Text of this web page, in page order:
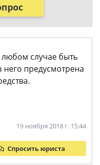
любом случае быть
него предусмотрена
19 ноября 2018 г. 15:44
Спросить юриста